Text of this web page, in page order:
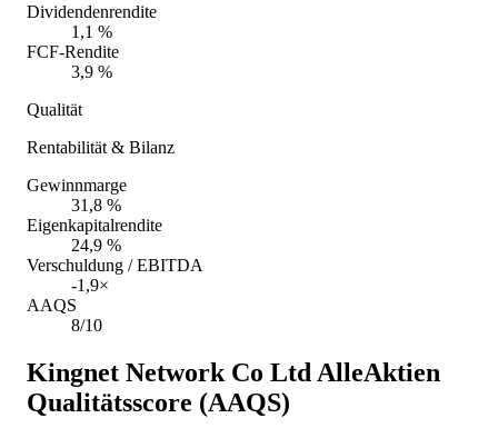
Dividendenrendite
1,1 %
FCF-Rendite
3,9 %
Qualität
Rentabilität & Bilanz
Gewinnmarge
31,8 %
Eigenkapitalrendite
24,9 %
Verschuldung / EBITDA
-1,9×
AAQS
8/10
Kingnet Network Co Ltd AlleAktien
Qualitätsscore (AAQS)